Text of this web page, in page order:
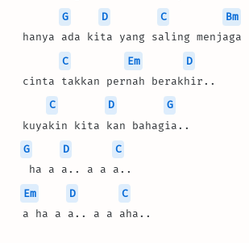
G
D C
Bm
hanya ada kita yang saling menjaga
C
Em
D
cinta takkan pernah berakhir..
C
D
G
kuyakin kita kan bahagia..
G
D
C
  ha a a.. a a a..
Em
D
C
a ha a a.. a a aha..